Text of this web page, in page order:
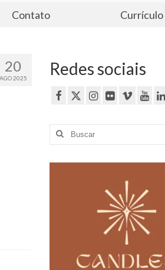
Contato Currículo
20
AGO 2025 Redes sociais
Buscar